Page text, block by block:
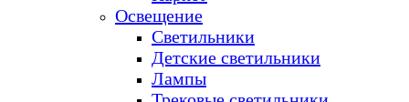
Освещение
Светильники
Детские светильники
Лампы